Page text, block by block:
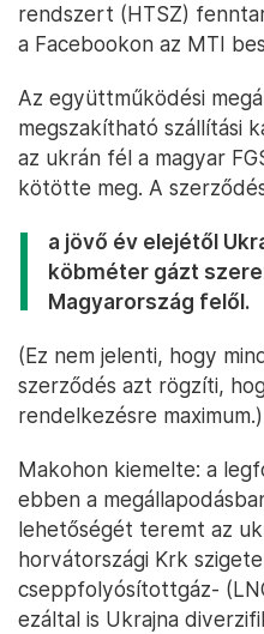
rendszert (HTSZ)
a Facebookon az MTI
Az együttműködési
megszakítható szállítási
az ukrán fél a magyar
kötötte meg. A
a jövő év elejétől
köbméter gázt
Magyarország felől.
(Ez nem jelenti, hogy
szerződés azt rögzíti,
rendelkezésre maximum.)
Makohon kiemelte: a
ebben a
lehetőségét teremt az
horvátországi Krk
cseppfolyósítottgáz-
ezáltal is Ukrajna